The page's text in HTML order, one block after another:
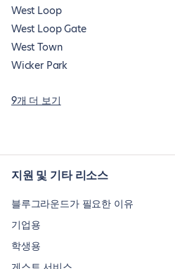
West Loop
West Loop Gate
West Town
Wicker Park
9개 더 보기
지원 및 기타 리소스
블루그라운드가 필요한 이유
기업용
학생용